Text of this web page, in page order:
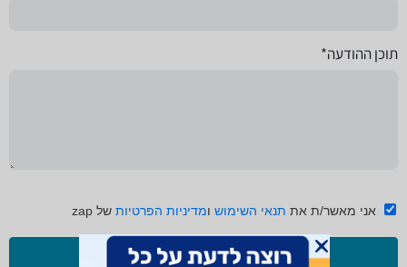
תוכן ההודעה*
אני מאשר/ת את תנאי השימוש ומדיניות הפרטיות של zap
שליחה